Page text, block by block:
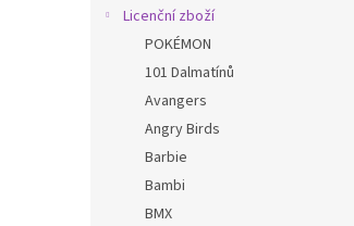
Licenční zboží
POKÉMON
101 Dalmatínů
Avangers
Angry Birds
Barbie
Bambi
BMX